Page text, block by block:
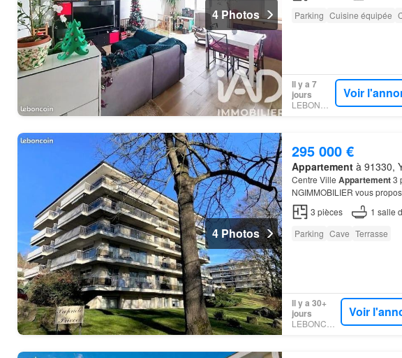
4 Photos
Parking Cuisine équipée
Il y a 7
jours
LEBONCOIN
Voir
4 Photos
295 000 €
Appartementà 91330,
Centre Ville Appartement3
NGIMMOBILIER vous
recherchée
Appartement à
3 pièces 1 salle
Parking Cave Terrasse
Il y a 30+
jours
LEBONCOIN
Voir